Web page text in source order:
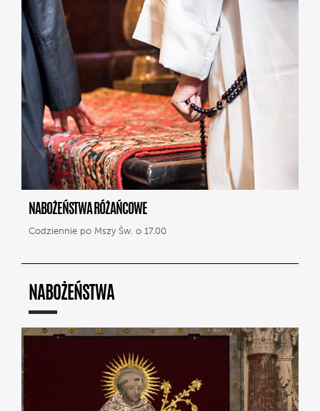
NABOŻEŃSTWA RÓŻAŃCOWE
Codziennie po Mszy Św. o 17.00
NABOŻEŃSTWA